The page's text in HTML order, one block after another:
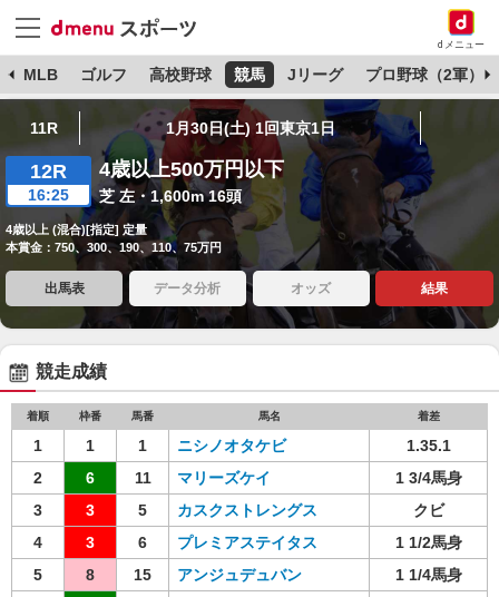
dメニュー
MLB ゴルフ 高校野球 競馬 Jリーグ プロ野球（2軍）
11R 1月30日(土) 1回東京1日
12R
16:25
4歳以上500万円以下
芝 左・1,600m 16頭
4歳以上 (混合)[指定] 定量
本賞金：750、300、190、110、75万円
出馬表 データ分析 オッズ 結果
競走成績
着順 枠番 馬番 馬名 着差
1 1 1 ニシノオタケビ
1.35.1
2
6 11 マリーズケイ
1 3/4馬身
3
3 5 カスクストレングス
クビ
4
3 6 プレミアステイタス
1 1/2馬身
5
8 15 アンジュデュバン
1 1/4馬身